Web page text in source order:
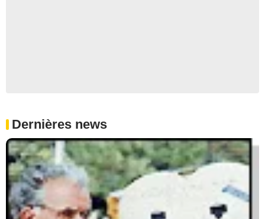
Dernières news